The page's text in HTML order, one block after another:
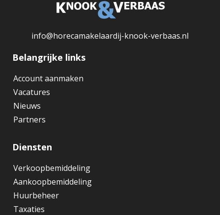
info@horecamakelaardij-knook-verbaas.nl
Belangrijke links
Account aanmaken
Vacatures
Nieuws
Partners
Diensten
Verkoopbemiddeling
Aankoopbemiddeling
Huurbeheer
Taxaties